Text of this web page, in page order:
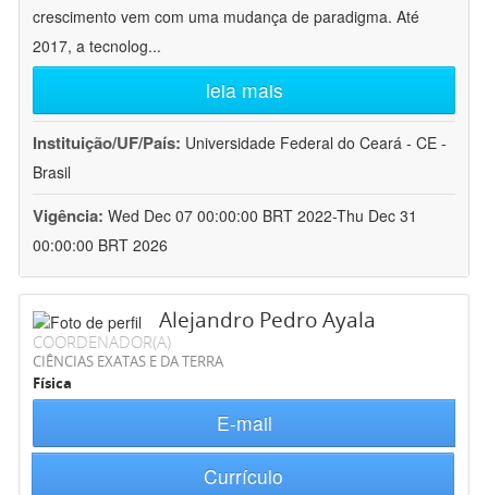
crescimento vem com uma mudança de paradigma. Até
2017, a tecnolog...
leia mais
Instituição/UF/País: Universidade Federal do Ceará - CE -
Brasil
Vigência: Wed Dec 07 00:00:00 BRT 2022-Thu Dec 31
00:00:00 BRT 2026
Alejandro Pedro Ayala
COORDENADOR(A)
CIÊNCIAS EXATAS E DA TERRA
Física
E-mail
Currículo